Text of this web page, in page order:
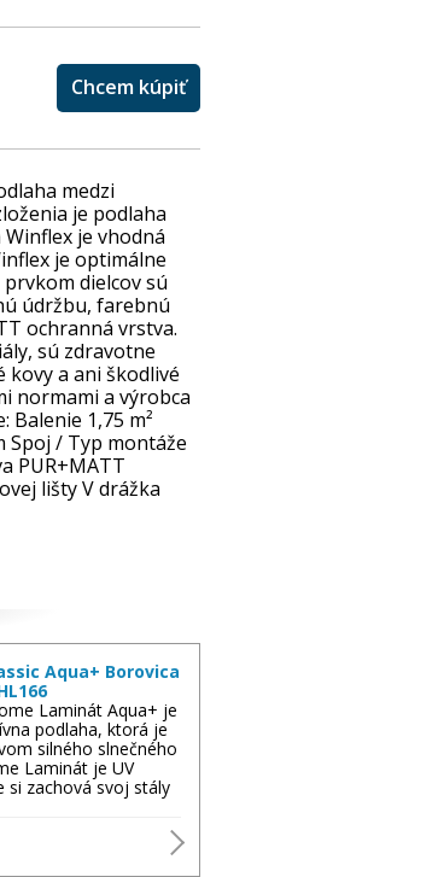
Chcem kúpiť
medzi
je podlaha
je vhodná
je optimálne
dielcov sú
údržbu, farebnú
ochranná vrstva.
sú zdravotne
kovy a ani škodlivé
normami a výrobca
1,75 m²
Spoj / Typ montáže
PUR+MATT
lišty V drážka
Aqua+ Borovica
Laminát Aqua+ je
podlaha, ktorá je
silného slnečného
Laminát je UV
si zachová svoj stály